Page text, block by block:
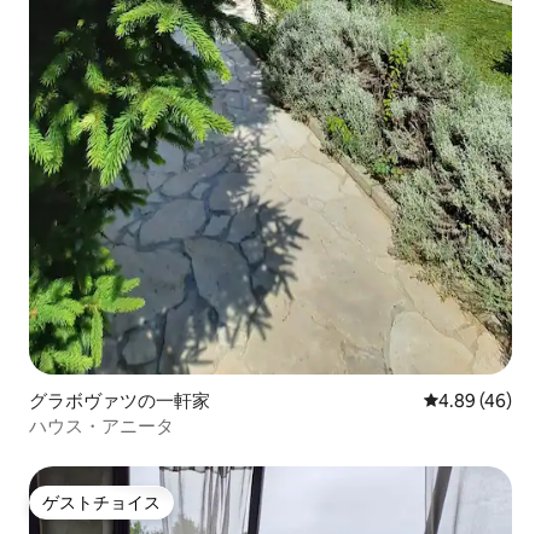
グラボヴァツの一軒家 レビュー46
4.89 (46)
ハウス・アニータ
ゲストチョイス
ゲストチョイス